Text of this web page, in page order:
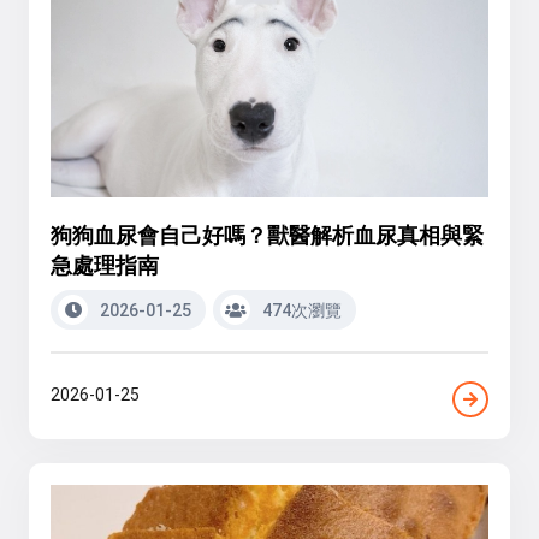
狗狗血尿會自己好嗎？獸醫解析血尿真相與緊
急處理指南
2026-01-25 474次瀏覽
2026-01-25